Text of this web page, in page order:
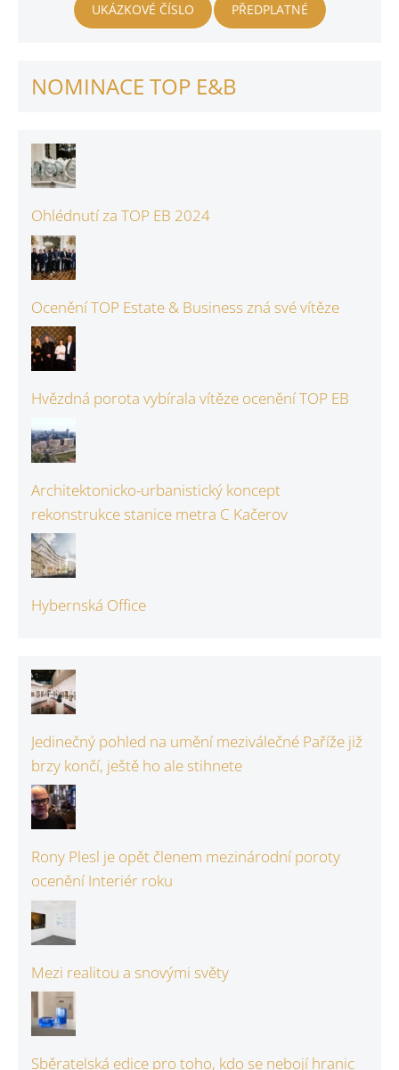
UKÁZKOVÉ ČÍSLO PŘEDPLATNÉ
NOMINACE TOP E&B
Ohlédnutí za TOP EB 2024
Ocenění TOP Estate & Business zná své vítěze
Hvězdná porota vybírala vítěze ocenění TOP EB
Architektonicko-urbanistický koncept
rekonstrukce stanice metra C Kačerov
Hybernská Office
Jedinečný pohled na umění meziválečné Paříže již
brzy končí, ještě ho ale stihnete
Rony Plesl je opět členem mezinárodní poroty
ocenění Interiér roku
Mezi realitou a snovými světy
Sběratelská edice pro toho, kdo se nebojí hranic